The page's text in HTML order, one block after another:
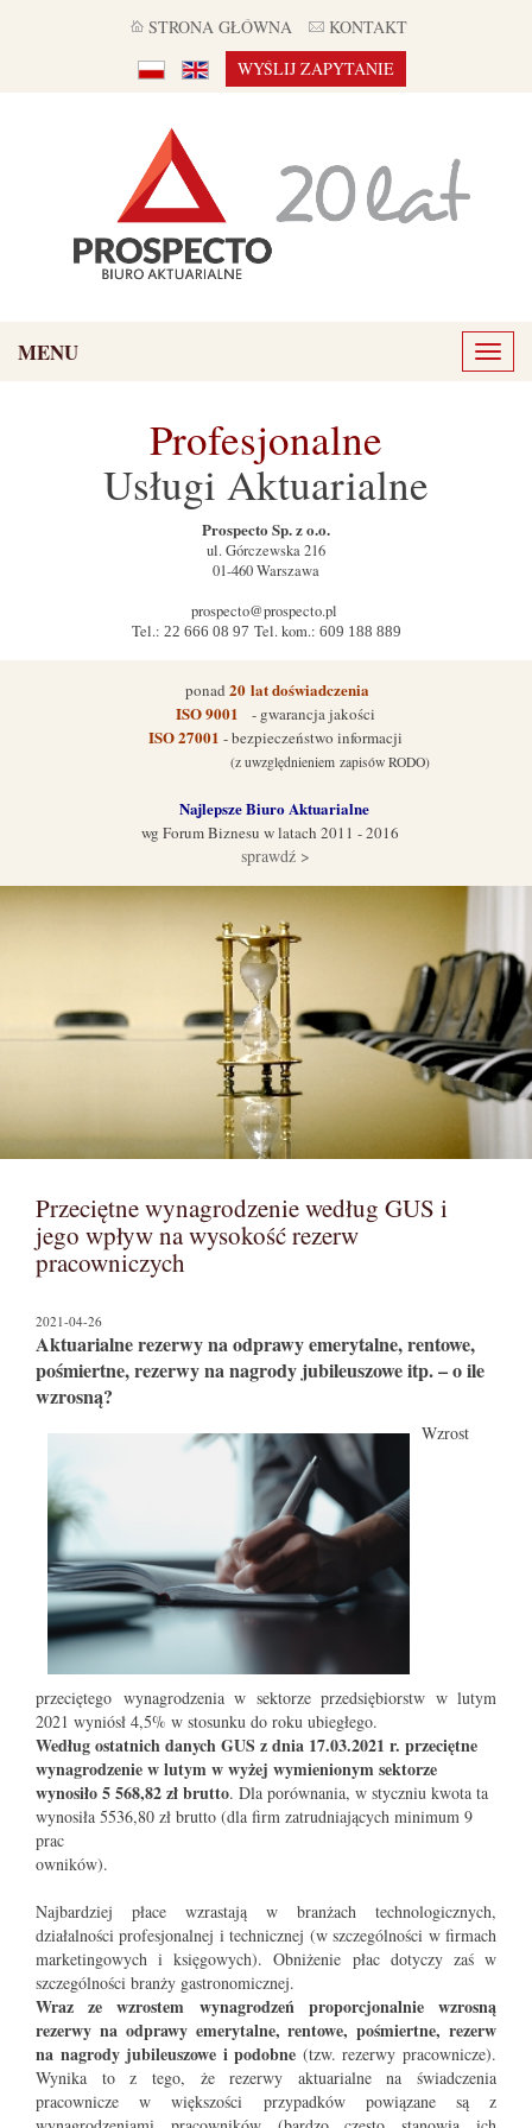
STRONA GŁÓWNA
KONTAKT
WYŚLIJ ZAPYTANIE
MENU
Toggle
Profesjonalne
Usługi Aktuarialne
Prospecto Sp. z o.o.
ul.Górczewska 216
01-460Warszawa
prospecto@prospecto.pl
Tel.: 22 666 08 97 Tel. kom.: 609 188 889
ponad 20lat doświadczenia
ISO 9001 - gwarancja jakości
ISO 27001 - bezpieczeństwo informacji
(z uwzględnieniem zapisów RODO)
Najlepsze Biuro Aktuarialne
wg Forum Biznesu w latach 2011 - 2016
sprawdź >
Przeciętne wynagrodzenie według GUS i
jego wpływ na wysokość rezerw
pracowniczych
2021-04-26
Aktuarialne rezerwy na odprawy emerytalne, rentowe,
pośmiertne, rezerwy na nagrody jubileuszowe itp. – o ile
wzrosną?
Wzrost
przeciętego wynagrodzenia w sektorze przedsiębiorstw w lutym
2021 wyniósł 4,5% w stosunku do roku ubiegłego.
Według ostatnich danych GUS z dnia 17.03.2021 r. przeciętne
wynagrodzenie w lutym w wyżej wymienionym sektorze
wynosiło 5 568,82 zł brutto. Dla porównania, w styczniu kwota ta
wynosiła 5536,80 zł brutto (dla firm zatrudniających minimum 9
prac
owników).
Najbardziej płace wzrastają w branżach technologicznych,
działalności profesjonalnej i technicznej (w szczególności w firmach
marketingowych i księgowych). Obniżenie płac dotyczy zaś w
szczególności branży gastronomicznej.
Wraz ze wzrostem wynagrodzeń proporcjonalnie wzrosną
rezerwy na odprawy emerytalne, rentowe, pośmiertne, rezerw
na nagrody jubileuszowe i podobne (tzw. rezerwy pracownicze).
Wynika to z tego, że rezerwy aktuarialne na świadczenia
pracownicze w większości przypadków powiązane są z